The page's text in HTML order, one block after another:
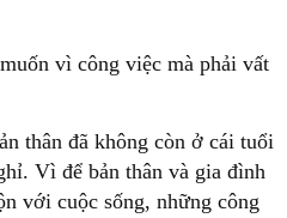
vì công việc mà phải vất
thân đã không còn ở cái tuổi
Vì để bản thân và gia đình
với cuộc sống, những công